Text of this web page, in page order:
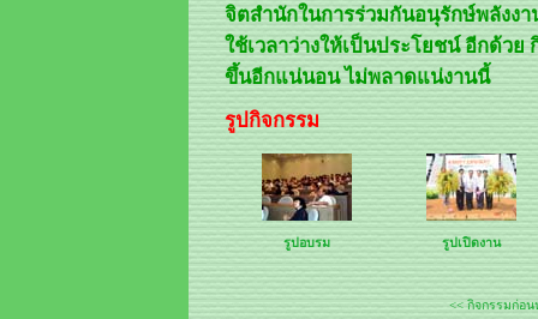
จิตสำนักในการร่วมกันอนุรักษ์พลังง
ใช้เวลาว่างให้เป็นประโยชน์ อีกด้ว
ขึ้นอีกแน่นอน ไม่พลาดแน่งานนี้
รูปกิจกรรม
รูปอบรม รูปเปิดงาน
<< กิจกรรมก่อน